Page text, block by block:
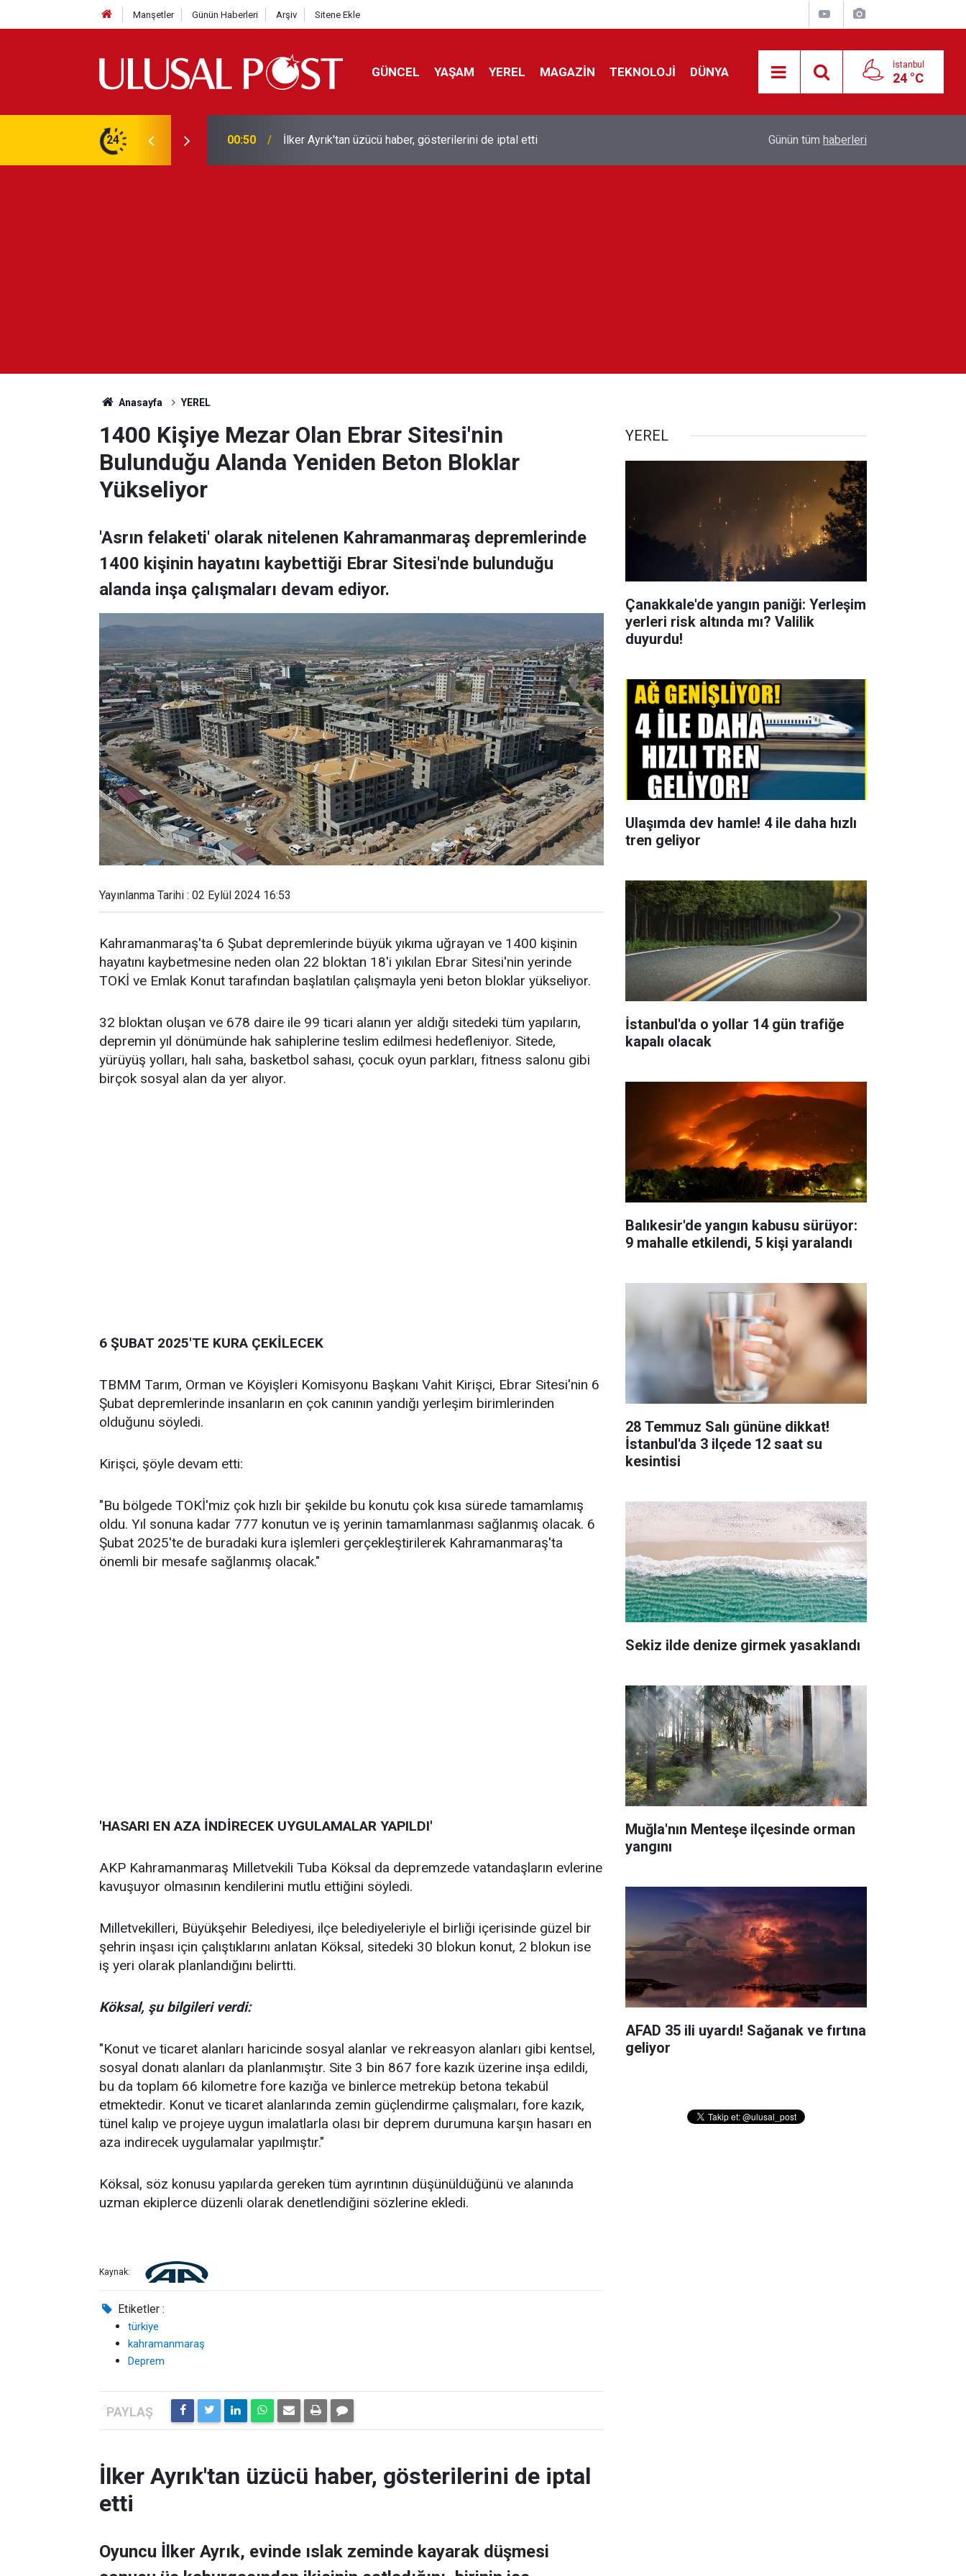
Manşetler Günün Haberleri Arşiv Sitene Ekle
GÜNCEL YAŞAM YEREL MAGAZİN TEKNOLOJİ DÜNYA İstanbul
24 °C
24 00:39
Liverpool efsanesi Mısırlı yıldız Mohamed Salah Trabzonspor ile anlaştı!
Yarın geliyor
Feridun Düzağaç sahnelere ara verdi: ''En az
Günün tüm haberleri
Anasayfa YEREL
1400 Kişiye Mezar Olan Ebrar Sitesi'nin
Bulunduğu Alanda Yeniden Beton Bloklar
Yükseliyor
'Asrın felaketi' olarak nitelenen Kahramanmaraş depremlerinde
1400 kişinin hayatını kaybettiği Ebrar Sitesi'nde bulunduğu
alanda inşa çalışmaları devam ediyor.
Yayınlanma Tarihi : 02 Eylül 2024 16:53
Kahramanmaraş'ta 6 Şubat depremlerinde büyük yıkıma uğrayan ve 1400 kişinin
hayatını kaybetmesine neden olan 22 bloktan 18'i yıkılan Ebrar Sitesi'nin yerinde
TOKİ ve Emlak Konut tarafından başlatılan çalışmayla yeni beton bloklar yükseliyor.
32 bloktan oluşan ve 678 daire ile 99 ticari alanın yer aldığı sitedeki tüm yapıların,
depremin yıl dönümünde hak sahiplerine teslim edilmesi hedefleniyor. Sitede,
yürüyüş yolları, halı saha, basketbol sahası, çocuk oyun parkları, fitness salonu gibi
birçok sosyal alan da yer alıyor.
6 ŞUBAT 2025'TE KURA ÇEKİLECEK
TBMM Tarım, Orman ve Köyişleri Komisyonu Başkanı Vahit Kirişci, Ebrar Sitesi'nin 6
Şubat depremlerinde insanların en çok canının yandığı yerleşim birimlerinden
olduğunu söyledi.
Kirişci, şöyle devam etti:
"Bu bölgede TOKİ'miz çok hızlı bir şekilde bu konutu çok kısa sürede tamamlamış
oldu. Yıl sonuna kadar 777 konutun ve iş yerinin tamamlanması sağlanmış olacak. 6
Şubat 2025'te de buradaki kura işlemleri gerçekleştirilerek Kahramanmaraş'ta
önemli bir mesafe sağlanmış olacak."
'HASARI EN AZA İNDİRECEK UYGULAMALAR YAPILDI'
AKP Kahramanmaraş Milletvekili Tuba Köksal da depremzede vatandaşların evlerine
kavuşuyor olmasının kendilerini mutlu ettiğini söyledi.
Milletvekilleri, Büyükşehir Belediyesi, ilçe belediyeleriyle el birliği içerisinde güzel bir
şehrin inşası için çalıştıklarını anlatan Köksal, sitedeki 30 blokun konut, 2 blokun ise
iş yeri olarak planlandığını belirtti.
Köksal, şu bilgileri verdi:
"Konut ve ticaret alanları haricinde sosyal alanlar ve rekreasyon alanları gibi kentsel,
sosyal donatı alanları da planlanmıştır. Site 3 bin 867 fore kazık üzerine inşa edildi,
bu da toplam 66 kilometre fore kazığa ve binlerce metreküp betona tekabül
etmektedir. Konut ve ticaret alanlarında zemin güçlendirme çalışmaları, fore kazık,
tünel kalıp ve projeye uygun imalatlarla olası bir deprem durumuna karşın hasarı en
aza indirecek uygulamalar yapılmıştır."
Köksal, söz konusu yapılarda gereken tüm ayrıntının düşünüldüğünü ve alanında
uzman ekiplerce düzenli olarak denetlendiğini sözlerine ekledi.
Kaynak:
Etiketler :
türkiye
kahramanmaraş
Deprem
İlker Ayrık'tan üzücü haber, gösterilerini de iptal
etti
Oyuncu İlker Ayrık, evinde ıslak zeminde kayarak düşmesi
YEREL
Çanakkale'de yangın paniği: Yerleşim
yerleri risk altında mı? Valilik
duyurdu!
Ulaşımda dev hamle! 4 ile daha hızlı
tren geliyor
İstanbul'da o yollar 14 gün trafiğe
kapalı olacak
Balıkesir'de yangın kabusu sürüyor:
9 mahalle etkilendi, 5 kişi yaralandı
28 Temmuz Salı gününe dikkat!
İstanbul'da 3 ilçede 12 saat su
kesintisi
Sekiz ilde denize girmek yasaklandı
Muğla'nın Menteşe ilçesinde orman
yangını
AFAD 35 ili uyardı! Sağanak ve fırtına
geliyor